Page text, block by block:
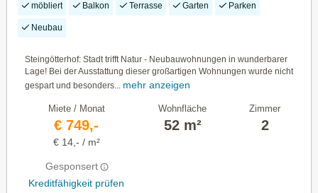
möbliert Balkon Terrasse Garten Parken
Neubau
Steingötterhof: Stadt trifft Natur - Neubauwohnungen in wunderbarer
Lage! Bei der Ausstattung dieser großartigen Wohnungen wurde nicht
gespart und besonders... mehr anzeigen
Miete / Monat
€ 749,-
€ 14,- / m²
Gesponsert
Kreditfähigkeit prüfen
Wohnfläche
52 m²
Zimmer
2